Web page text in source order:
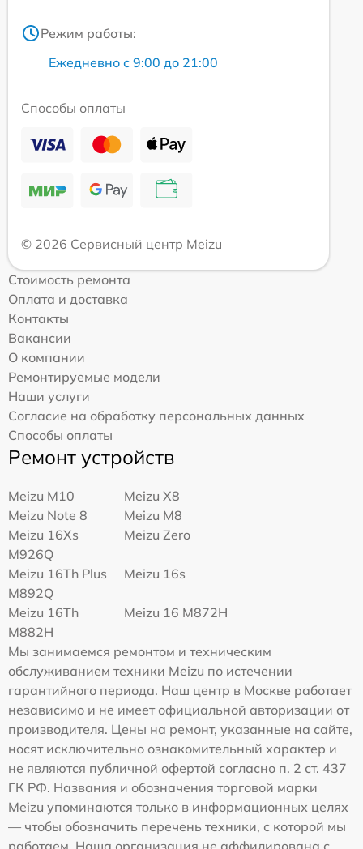
Режим работы:
Ежедневно с 9:00 до 21:00
Способы оплаты
© 2026 Сервисный центр Meizu
Стоимость ремонта
Оплата и доставка
Контакты
Вакансии
О компании
Ремонтируемые модели
Наши услуги
Согласие на обработку персональных данных
Способы оплаты
Ремонт устройств
Meizu M10
Meizu X8
Meizu Note 8
Meizu M8
Meizu 16Xs
M926Q
Meizu Zero
Meizu 16Th Plus
M892Q
Meizu 16s
Meizu 16Th
M882H
Meizu 16 M872H
Мы занимаемся ремонтом и техническим
обслуживанием техники Meizu по истечении
гарантийного периода. Наш центр в Москве работает
независимо и не имеет официальной авторизации от
производителя. Цены на ремонт, указанные на сайте,
носят исключительно ознакомительный характер и
не являются публичной офертой согласно п. 2 ст. 437
ГК РФ. Названия и обозначения торговой марки
Meizu упоминаются только в информационных целях
— чтобы обозначить перечень техники, с которой мы
работаем. Наша организация не аффилирована с